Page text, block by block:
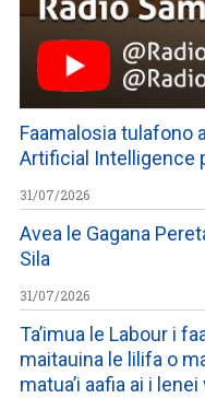
Faamalosia tulafono
Artificial Intelligence
31/07/2026
Avea le Gagana
Sila
31/07/2026
Ta’imua le Labour i
maitauina le lilifa o
matua’i aafia ai i lenei